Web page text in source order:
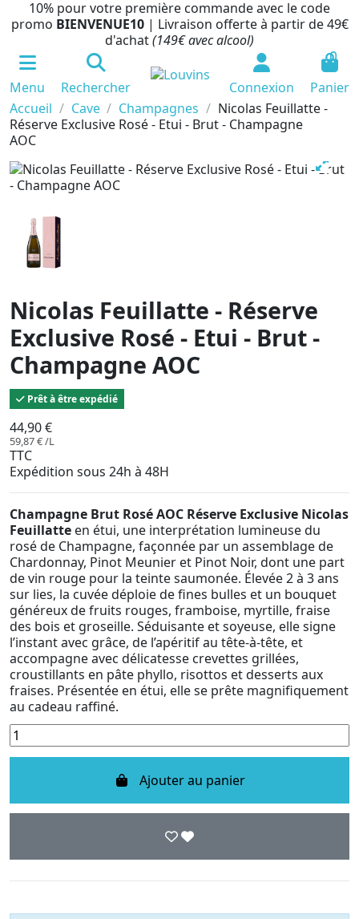
10% pour votre première commande avec le code
promo BIENVENUE10 | Livraison offerte à partir de 49€
d'achat(149€ avec alcool)
Menu Rechercher Connexion
0
Panier
Accueil
Cave Champagnes
Nicolas Feuillatte -
Réserve Exclusive Rosé - Etui - Brut - Champagne
AOC
Nicolas Feuillatte - Réserve
Exclusive Rosé - Etui - Brut -
Champagne AOC
Prêt à être expédié
44,90 €
59,87 € /L
TTC
Expédition sous 24h à 48H
Champagne Brut Rosé AOC Réserve Exclusive Nicolas
Feuillatte en étui, une interprétation lumineuse du
rosé de Champagne, façonnée par un assemblage de
Chardonnay, Pinot Meunier et Pinot Noir, dont une part
de vin rouge pour la teinte saumonée. Élevée 2 à 3 ans
sur lies, la cuvée déploie de fines bulles et un bouquet
généreux de fruits rouges, framboise, myrtille, fraise
des bois et groseille. Séduisante et soyeuse, elle signe
l’instant avec grâce, de l’apéritif au tête-à-tête, et
accompagne avec délicatesse crevettes grillées,
croustillants en pâte phyllo, risottos et desserts aux
fraises. Présentée en étui, elle se prête magnifiquement
au cadeau raffiné.
Ajouter au panier